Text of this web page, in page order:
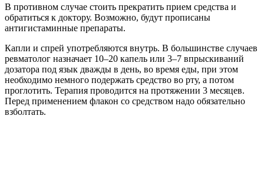
В противном случае стоить прекратить прием средства и
обратиться к доктору. Возможно, будут прописаны
антигистаминные препараты.
Капли и спрей употребляются внутрь. В большинстве случаев
ревматолог назначает 10–20 капель или 3–7 впрыскиваний
дозатора под язык дважды в день, во время еды, при этом
необходимо немного подержать средство во рту, а потом
проглотить. Терапия проводится на протяжении 3 месяцев.
Перед применением флакон со средством надо обязательно
взболтать.